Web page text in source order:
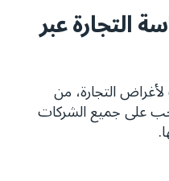
التجارة عبر
التجارة، من
على جميع الشركات